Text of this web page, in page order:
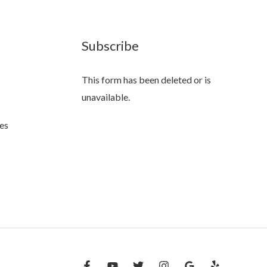
Subscribe
This form has been deleted or is
unavailable.